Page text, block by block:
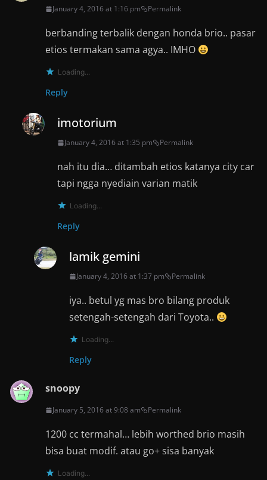
January 4, 2016 at 1:16 pm Permalink
berbanding terbalik dengan honda brio.. pasar
etios termakan sama agya.. IMHO
Loading...
Reply
imotorium
January 4, 2016 at 1:35 pm Permalink
nah itu dia… ditambah etios katanya city car
tapi ngga nyediain varian matik
Loading...
Reply
lamik gemini
January 4, 2016 at 1:37 pm Permalink
iya.. betul yg mas bro bilang produk
setengah-setengah dari Toyota..
Loading...
Reply
snoopy
January 5, 2016 at 9:08 am Permalink
1200 cc termahal… lebih worthed brio masih
bisa buat modif. atau go+ sisa banyak
Loading...